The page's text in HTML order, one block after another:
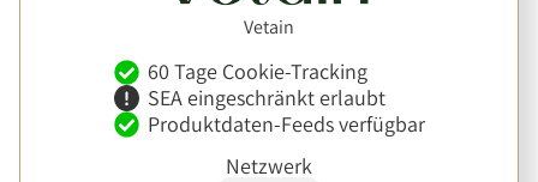
Vetain
60 Tage Cookie-Tracking
SEA eingeschränkt erlaubt
Produktdaten-Feeds verfügbar
Netzwerk